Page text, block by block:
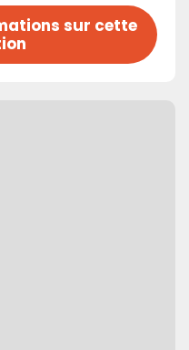
sur cette